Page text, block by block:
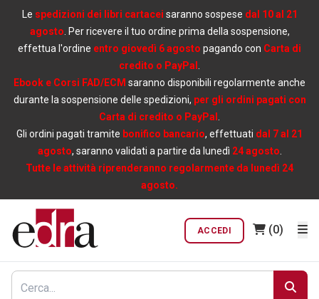
Le spedizioni dei libri cartacei saranno sospese dal 10 al 21
agosto . Per ricevere il tuo ordine prima della sospensione,
effettua l'ordine entro giovedì 6 agosto pagando con Carta di
credito o PayPal
Ebook e Corsi FAD/ECM saranno disponibili regolarmente anche
durante la sospensione delle spedizioni, per gli ordini pagati con
Carta di credito o PayPal
Gli ordini pagati tramite bonifico bancario, effettuati dal 7 al 21
agosto, saranno validati a partire da lunedì 24 agosto
Tutte le attività riprenderanno regolarmente da lunedì 24
agosto.
ACCEDI (0)